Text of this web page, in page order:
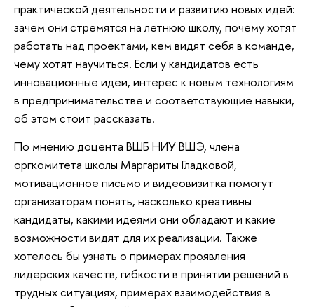
практической деятельности и развитию новых идей:
зачем они стремятся на летнюю школу, почему хотят
работать над проектами, кем видят себя в команде,
чему хотят научиться. Если у кандидатов есть
инновационные идеи, интерес к новым технологиям
в предпринимательстве и соответствующие навыки,
об этом стоит рассказать.
По мнению доцента ВШБ НИУ ВШЭ, члена
оргкомитета школы Маргариты Гладковой,
мотивационное письмо и видеовизитка помогут
организаторам понять, насколько креативны
кандидаты, какими идеями они обладают и какие
возможности видят для их реализации. Также
хотелось бы узнать о примерах проявления
лидерских качеств, гибкости в принятии решений в
трудных ситуациях, примерах взаимодействия в